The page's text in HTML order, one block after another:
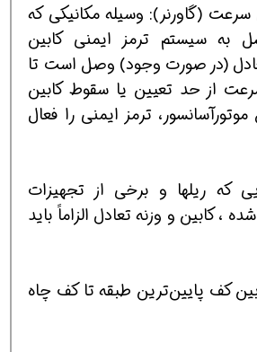
سرعت (گاورنر): وسیله مکانیکی که
به سیستم ترمز ایمنی کابین
(در صورت وجود) وصل است تا
از حد تعیین یا سقوط کابین
ترمز ایمنی را فعال
که ریلها و برخی از تجهیزات
، کابین و وزنه تعادل الزاماً باید
کف پایین‌ترین طبقه تا کف چاه